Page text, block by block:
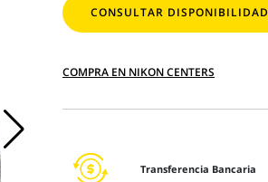
CONSULTAR DISPONIBILIDAD
COMPRA EN NIKON CENTERS
Transferencia Bancaria